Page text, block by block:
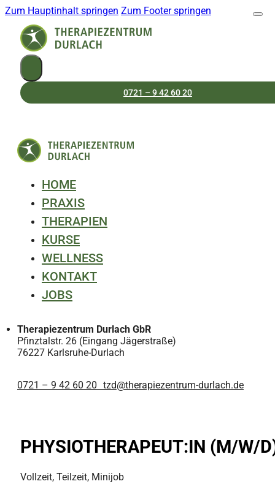
Zum Hauptinhalt springen Zum Footer springen
0721 – 9 42 60 20
HOME
PRAXIS
THERAPIEN
KURSE
WELLNESS
KONTAKT
JOBS
Therapiezentrum Durlach GbR
Pfinztalstr. 26 (Eingang Jägerstraße)
76227 Karlsruhe-Durlach
0721 – 9 42 60 20 tzd@therapiezentrum-durlach.de
PHYSIOTHERAPEUT:IN (M/W/
Vollzeit, Teilzeit, Minijob